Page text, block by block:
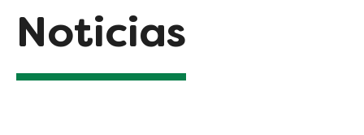
Noticias